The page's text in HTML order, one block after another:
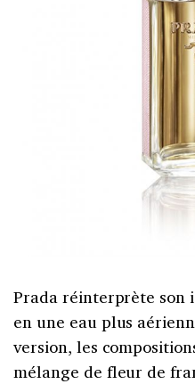
Prada réinterprète son
en une eau plus
version, les
mélange de fleur de